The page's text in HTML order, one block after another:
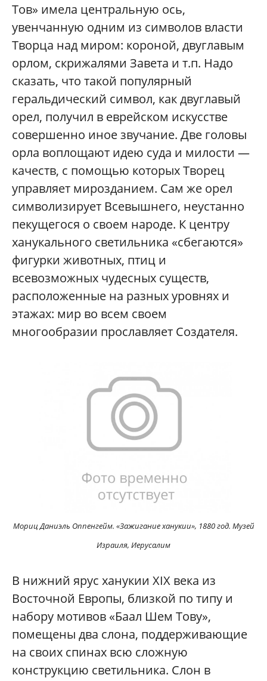
Тов» имела центральную ось,
увенчанную одним из символов власти
Творца над миром: короной, двуглавым
орлом, скрижалями Завета и т.п. Надо
сказать, что такой популярный
геральдический символ, как двуглавый
орел, получил в еврейском искусстве
совершенно иное звучание. Две головы
орла воплощают идею суда и милости —
качеств, с помощью которых Творец
управляет мирозданием. Сам же орел
символизирует Всевышнего, неустанно
пекущегося о своем народе. К центру
ханукального светильника «сбегаются»
фигурки животных, птиц и
всевозможных чудесных существ,
расположенные на разных уровнях и
этажах: мир во всем своем
многообразии прославляет Создателя.
Мориц Даниэль Оппенгейм. «Зажигание ханукии», 1880 год. Музей
Израиля, Иерусалим
В нижний ярус ханукии XIX века из
Восточной Европы, близкой по типу и
набору мотивов «Баал Шем Тову»,
помещены два слона, поддерживающие
на своих спинах всю сложную
конструкцию светильника. Слон в